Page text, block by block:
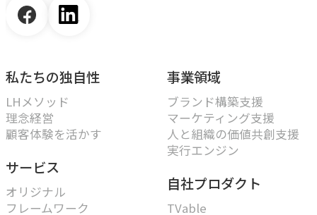
私たちの独自性
LHメソッド
理念経営
顧客体験を活かす
サービス
オリジナル
フレームワーク
事業領域
ブランド構築支援
マーケティング支援
人と組織の価値共創支援
実行エンジン
自社プロダクト
TVable